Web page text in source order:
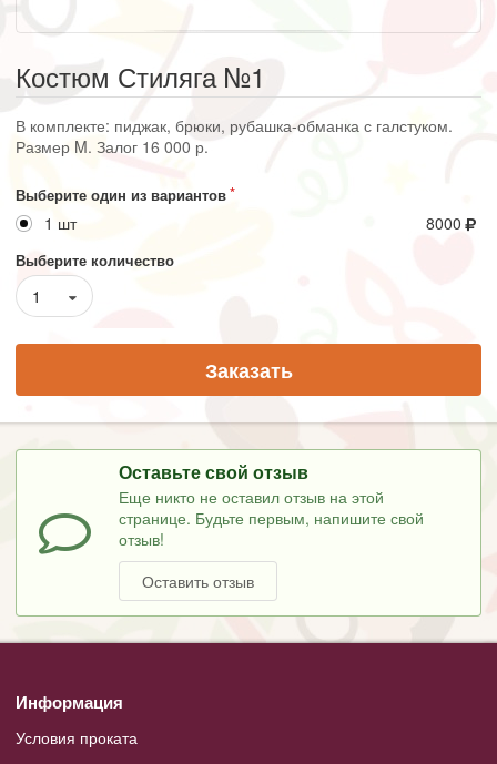
Костюм Стиляга №1
В комплекте: пиджак, брюки, рубашка-обманка с галстуком.
Размер M. Залог 16 000 р.
Выберите один из вариантов
1 шт 8000
Выберите количество
1
Заказать
Оставьте свой отзыв
Еще никто не оставил отзыв на этой
странице. Будьте первым, напишите свой
отзыв!
Оставить отзыв
Информация
Условия проката